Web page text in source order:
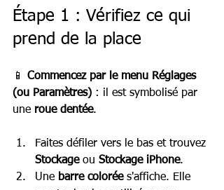
Étape 1 : Vérifiez ce qui
prend de la place
📱 Commencez par le menu Réglages
(ou Paramètres) : il est symbolisé par
une roue dentée.
Faites défiler vers le bas et trouvez
Stockage ou Stockage iPhone.
Une barre colorée s'affiche. Elle